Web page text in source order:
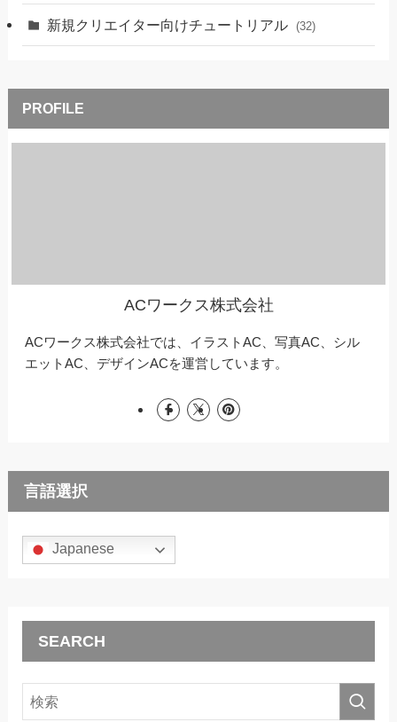
新規クリエイター向けチュートリアル (32)
ACワークス株式会社
ACワークス株式会社では、イラストAC、写真AC、シル
エットAC、デザインACを運営しています。
言語選択
Japanese
SEARCH